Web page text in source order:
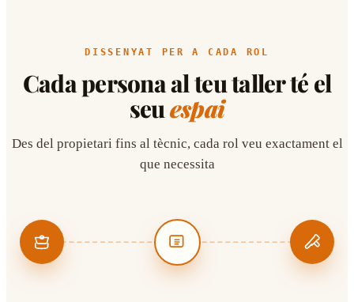
DISSENYAT PER A CADA ROL
Cada persona al teu taller té el
seuespai
Des del propietari fins al tècnic, cada rol veu exactament el
que necessita